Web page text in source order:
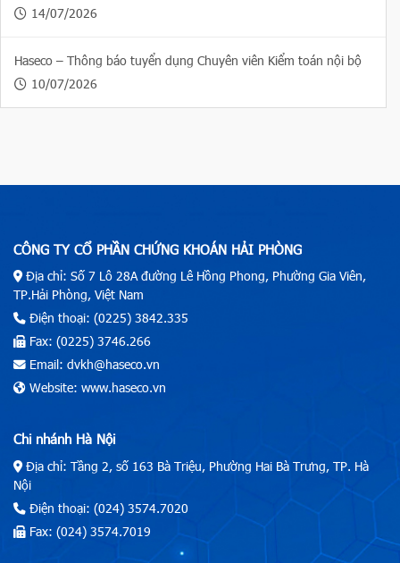
14/07/2026
Haseco – Thông báo tuyển dụng Chuyên viên Kiểm toán nội bộ
10/07/2026
CÔNG TY CỔ PHẦN CHỨNG KHOÁN HẢI PHÒNG
Địa chỉ: Số 7 Lô 28A đường Lê Hồng Phong, Phường Gia Viên,
TP.Hải Phòng, Việt Nam
Điện thoại: (0225) 3842.335
Fax: (0225) 3746.266
Email: dvkh@haseco.vn
Website: www.haseco.vn
Chi nhánh Hà Nội
Địa chỉ: Tầng 2, số 163 Bà Triệu, Phường Hai Bà Trưng, TP. Hà
Nội
Điện thoại: (024) 3574.7020
Fax: (024) 3574.7019